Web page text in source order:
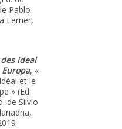
Pablo
Lerner,
ideal
, «
et le
» (Ed.
de Silvio